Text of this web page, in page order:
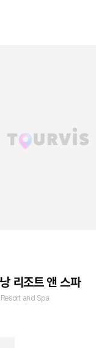
리조트 앤 스파
and Spa